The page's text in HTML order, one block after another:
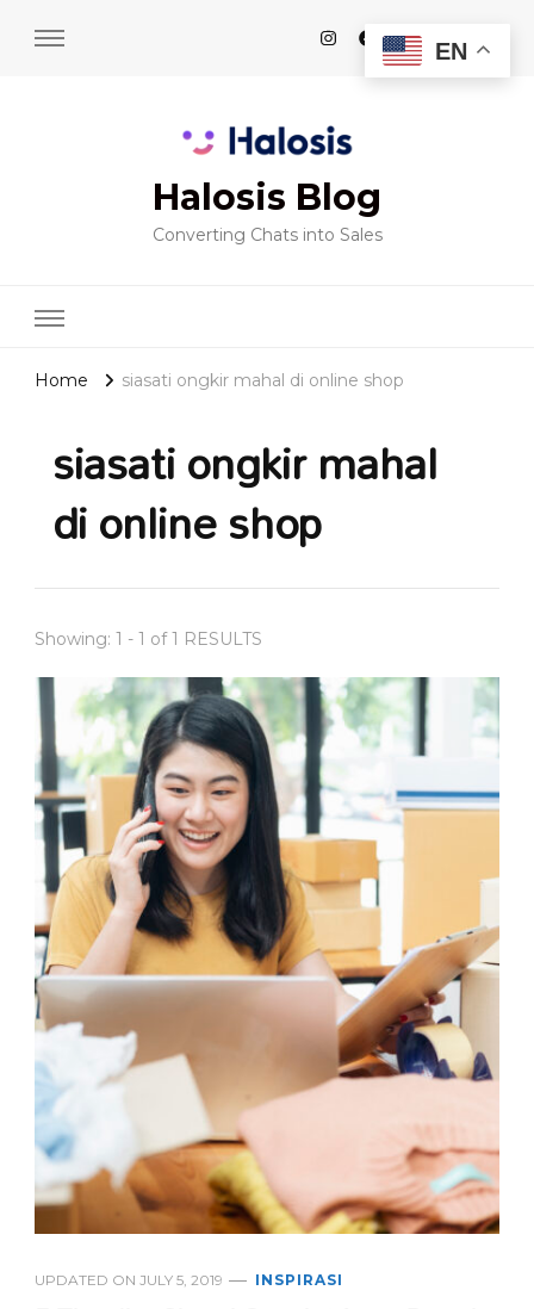
Halosis Blog
Converting Chats into Sales
Home siasati ongkir mahal di online shop
siasati ongkir mahal
di online shop
Showing: 1 - 1 of 1 RESULTS
UPDATED ON JULY 5, 2019 INSPIRASI
EN